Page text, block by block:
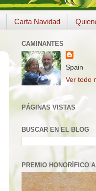
Carta Navidad
CAMINANTES
Spain
Ver todo
PÁGINAS VISTAS
BUSCAR EN EL BLOG
PREMIO HONORÍFICO